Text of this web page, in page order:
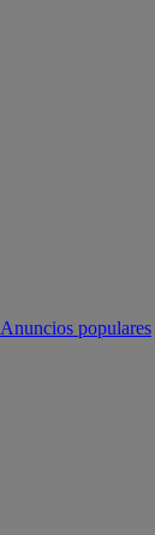
Anuncios populares